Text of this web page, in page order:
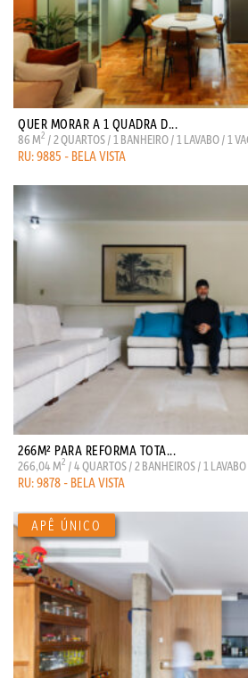
QUER MORAR A 1 QUADRA D...
86 M2 / 2 QUARTOS / 1 BANHEIRO / 1 LAVABO / 1
RU: 9885 - BELA VISTA
266M² PARA REFORMA TOTA...
266,04 M2 / 4 QUARTOS / 2 BANHEIROS / 1
RU: 9878 - BELA VISTA